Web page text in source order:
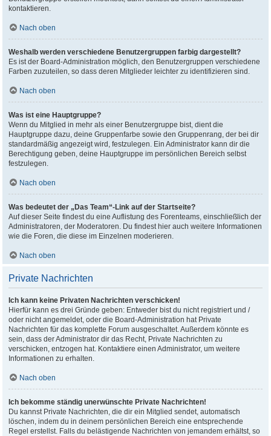
kontaktieren.
Nach oben
Weshalb werden verschiedene Benutzergruppen farbig dargestellt?
Es ist der Board-Administration möglich, den Benutzergruppen verschiedene
Farben zuzuteilen, so dass deren Mitglieder leichter zu identifizieren sind.
Nach oben
Was ist eine Hauptgruppe?
Wenn du Mitglied in mehr als einer Benutzergruppe bist, dient die
Hauptgruppe dazu, deine Gruppenfarbe sowie den Gruppenrang, der bei dir
standardmäßig angezeigt wird, festzulegen. Ein Administrator kann dir die
Berechtigung geben, deine Hauptgruppe im persönlichen Bereich selbst
festzulegen.
Nach oben
Was bedeutet der „Das Team“-Link auf der Startseite?
Auf dieser Seite findest du eine Auflistung des Forenteams, einschließlich der
Administratoren, der Moderatoren. Du findest hier auch weitere Informationen
wie die Foren, die diese im Einzelnen moderieren.
Nach oben
Private Nachrichten
Ich kann keine Privaten Nachrichten verschicken!
Hierfür kann es drei Gründe geben: Entweder bist du nicht registriert und /
oder nicht angemeldet, oder die Board-Administration hat Private
Nachrichten für das komplette Forum ausgeschaltet. Außerdem könnte es
sein, dass der Administrator dir das Recht, Private Nachrichten zu
verschicken, entzogen hat. Kontaktiere einen Administrator, um weitere
Informationen zu erhalten.
Nach oben
Ich bekomme ständig unerwünschte Private Nachrichten!
Du kannst Private Nachrichten, die dir ein Mitglied sendet, automatisch
löschen, indem du in deinem persönlichen Bereich eine entsprechende
Regel erstellst. Falls du belästigende Nachrichten von jemandem erhältst, so